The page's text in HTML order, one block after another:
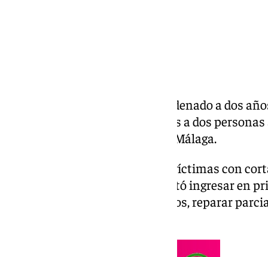
La Audiencia de Málaga ha condenado a dos
secuestrar durante cuatro horas a dos
fracaso de un negocio en Vélez-Málaga.
El acusado, que amenazó a las víctimas con
le entregaban 60.000 euros, evitó ingresar en
la pena tras reconocer los hechos, reparar